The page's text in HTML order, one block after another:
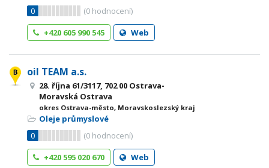
0
(0 hodnocení)
+420 605 990 545
Web
oil TEAM a.s.
28. října 61/3117, 702 00 Ostrava-
Moravská Ostrava
okres Ostrava-město, Moravskoslezský kraj
Oleje průmyslové
0
(0 hodnocení)
+420 595 020 670
Web